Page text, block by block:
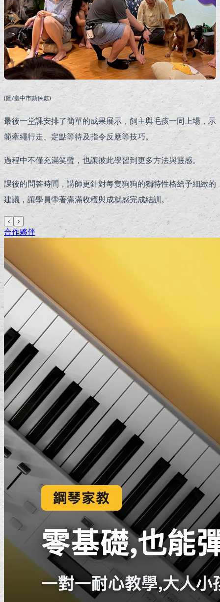
(圖/臺中市動保處)
最後一堂課安排了簡單的成果展示，飼主與毛孩一同上場，示
範牽繩行走、定點等待及指令反應等技巧。
過程中不僅充滿笑聲，也讓彼此學習到更多方法與靈感。
課後的問答時間，講師更針對每隻狗狗的獨特性格給予細緻的
建議，讓學員帶著滿滿收穫與成就感完成結訓。
‹ ›
合作夥伴